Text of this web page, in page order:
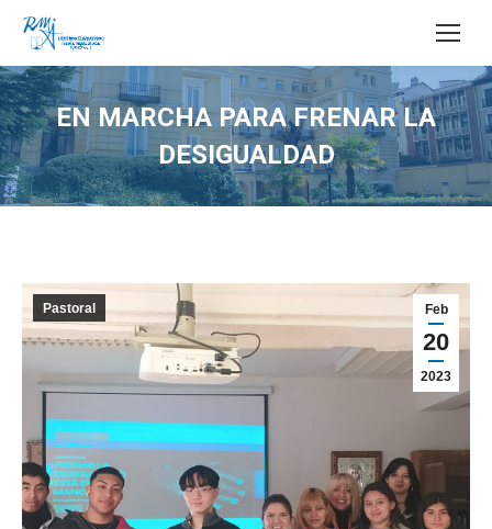
Buscar:
EN MARCHA PARA FRENAR LA
DESIGUALDAD
Estás aquí:
Feb
20
2023
Pastoral